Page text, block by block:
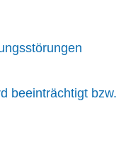
beeinträchtigt bzw.